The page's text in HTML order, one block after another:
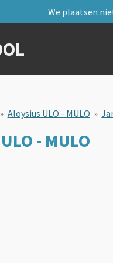
We plaatsen
» Aloysius ULO - MULO »
- MULO